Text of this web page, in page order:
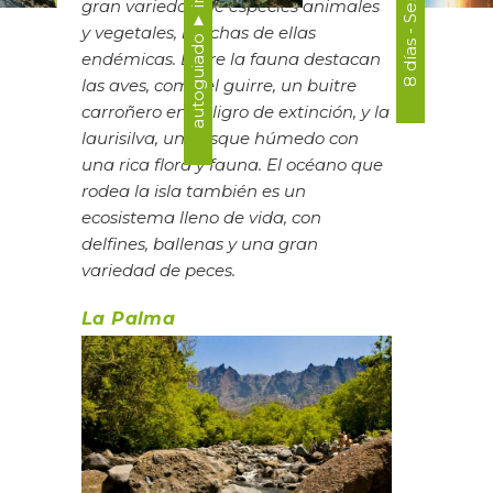
gran variedad de especies animales
y vegetales, muchas de ellas
endémicas. Entre la fauna destacan
las aves, como el guirre, un buitre
carroñero en peligro de extinción, y la
laurisilva, un bosque húmedo con
una rica flora y fauna. El océano que
rodea la isla también es un
ecosistema lleno de vida, con
delfines, ballenas y una gran
variedad de peces.
La Palma